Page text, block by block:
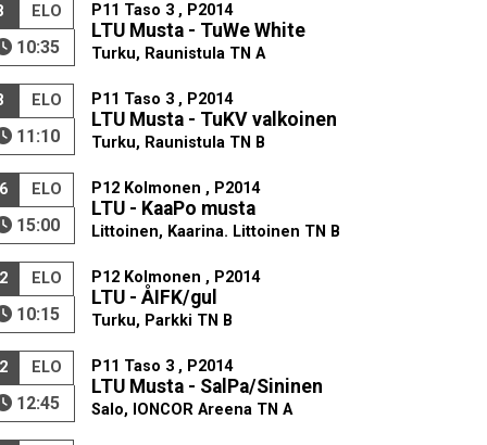
ELO
10:35
P11 Taso 3 , P2014
LTU Musta - TuWe White
Turku, Raunistula TN A
ELO
11:10
P11 Taso 3 , P2014
LTU Musta - TuKV valkoinen
Turku, Raunistula TN B
ELO
15:00
P12 Kolmonen , P2014
LTU - KaaPo musta
Littoinen, Kaarina. Littoinen TN B
ELO
10:15
P12 Kolmonen , P2014
LTU - ÅIFK/gul
Turku, Parkki TN B
ELO
12:45
P11 Taso 3 , P2014
LTU Musta - SalPa/Sininen
Salo, IONCOR Areena TN A